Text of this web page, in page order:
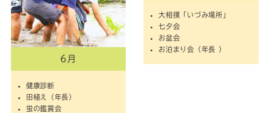
6月
健康診断
田植え（年長）
蛍の鑑賞会
大相撲「いづみ場所」
七夕会
お盆会
お泊まり会（年長 ）